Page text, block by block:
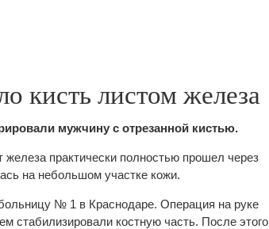
кисть листом железа
мужчину с отрезанной кистью.
практически полностью прошел через
на небольшом участке кожи.
№ 1 в Краснодаре. Операция на руке
стабилизировали костную часть. После этого